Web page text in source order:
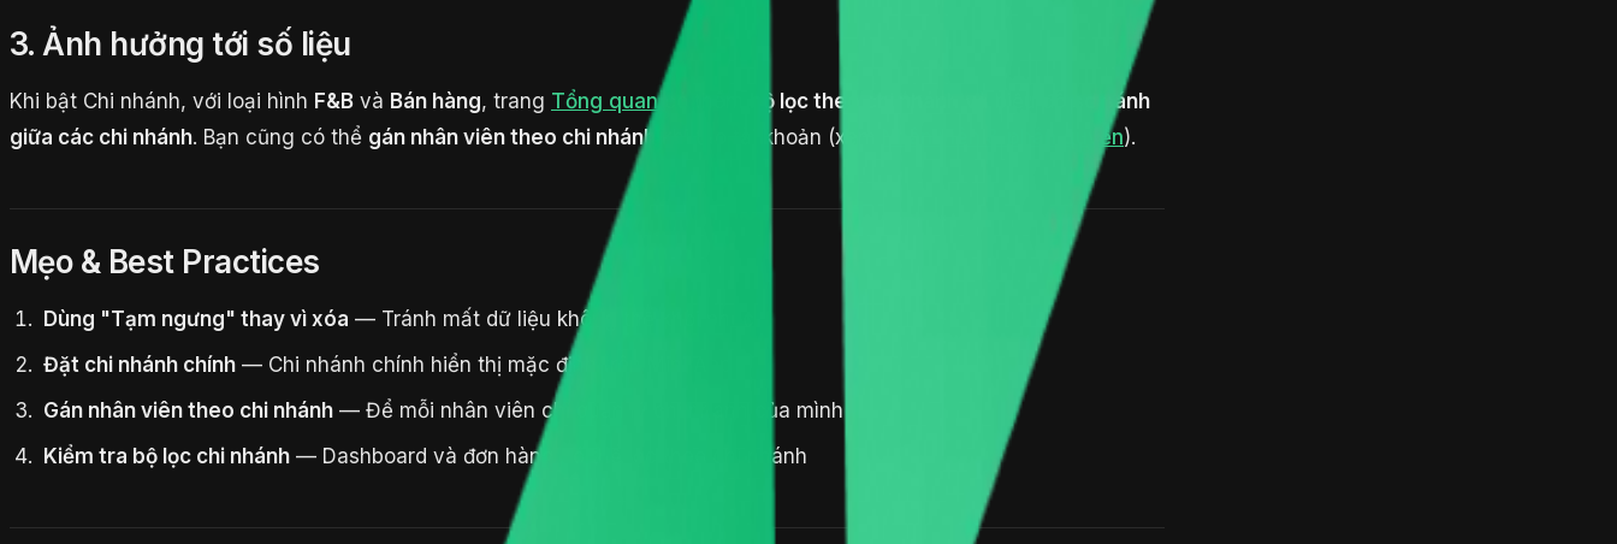
3. Ảnh hưởng tới số liệu
Khi bật Chi nhánh, với loại hình F&B và Bán hàng, trang Tổng quancó thêm bộ lọc theo chi nhánh
so sánh
giữa các chi nhánh. Bạn cũng có thể gán nhân viên theo chi nhánh khi tạo tài khoản (xem Nhân viên & phân quyền).
Mẹo & Best Practices
Dùng "Tạm ngưng" thay vì xóa — Tránh mất dữ liệu không thể khôi phục
Đặt chi nhánh chính — Chi nhánh chính hiển thị mặc định trên Mini App
Gán nhân viên theo chi nhánh — Để mỗi nhân viên chỉ quản lý chi nhánh của mình
Kiểm tra bộ lọc chi nhánh — Dashboard và đơn hàng có thể lọc theo chi nhánh